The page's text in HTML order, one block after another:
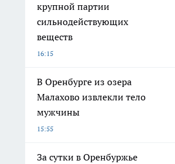
крупной партии
сильнодействующих
веществ
16:15
В Оренбурге из озера
Малахово извлекли тело
мужчины
15:55
За сутки в Оренбуржье